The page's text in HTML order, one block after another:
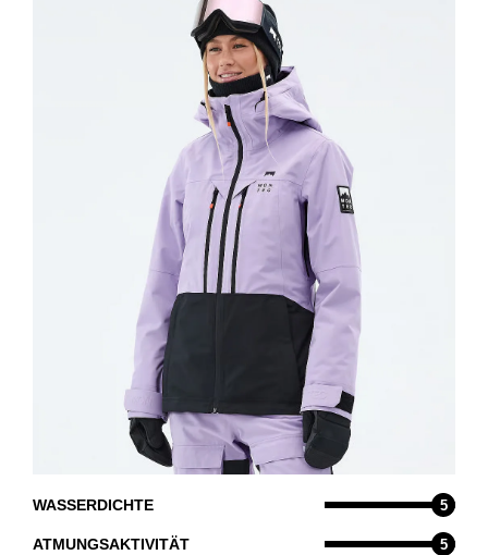
Schnee trocken. Zuverlässig, langlebig und clean. Diese
Jacke ist für echte All-Mountain Riderinnen gemacht.
WASSERDICHTE 5
ATMUNGSAKTIVITÄT 5